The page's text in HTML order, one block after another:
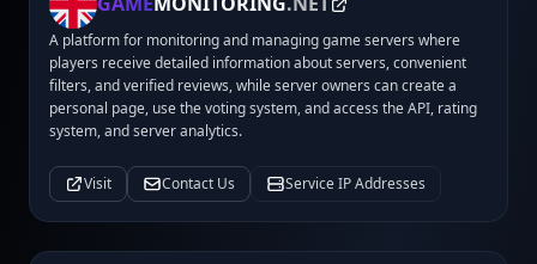
A platform for monitoring and managing game servers where
players receive detailed information about servers, convenient
filters, and verified reviews, while server owners can create a
personal page, use the voting system, and access the API, rating
system, and server analytics.
Visit Contact Us Service IP Addresses